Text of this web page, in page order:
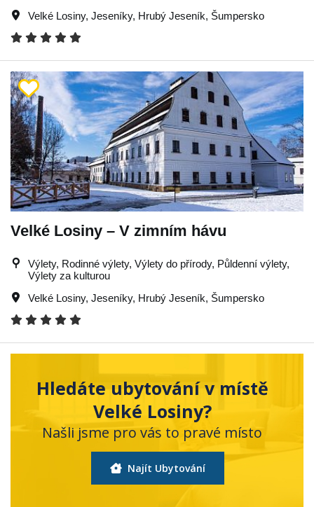
Velké Losiny, Jeseníky, Hrubý Jeseník, Šumpersko
Velké Losiny – V zimním hávu
Výlety, Rodinné výlety, Výlety do přírody, Půldenní výlety,
Výlety za kulturou
Velké Losiny, Jeseníky, Hrubý Jeseník, Šumpersko
Hledáte ubytování v místě
Velké Losiny?
Našli jsme pro vás to pravé místo
Najít Ubytování